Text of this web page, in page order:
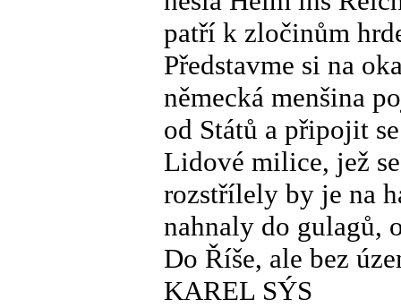
patří k zločinům
Představme si na
německá menšina
od Států a připojit
Lidové milice, jež
rozstřílely by je na
nahnaly do gulagů,
Do Říše, ale bez
KAREL SÝS